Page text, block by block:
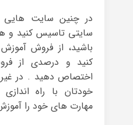
در چنین سایت هایی
سایتی تاسیس کنید و
باشید، از فروش
کنید و درصدی از
اختصاص دهید . در
خودتان با راه
مهارت های خود را